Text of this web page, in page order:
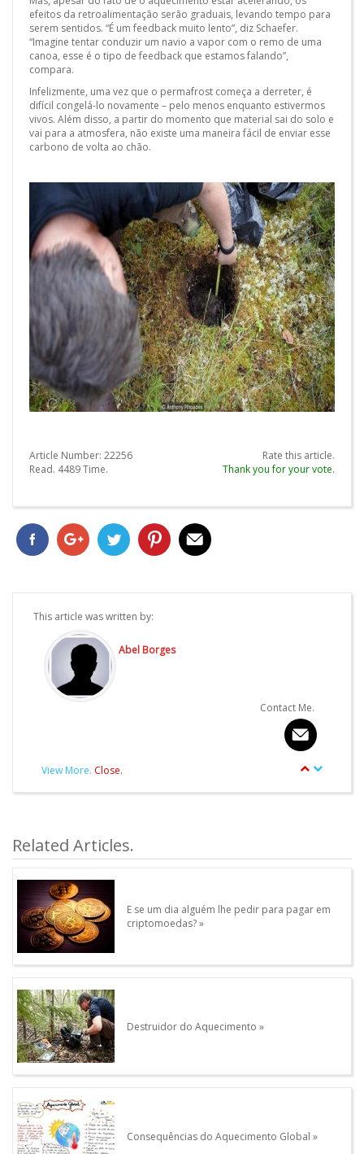
efeitos da retroalimentação serão graduais, levando tempo para
serem sentidos. “É um feedback muito lento”, diz Schaefer.
“Imagine tentar conduzir um navio a vapor com o remo de uma
canoa, esse é o tipo de feedback que estamos falando”,
compara.
Infelizmente, uma vez que o permafrost começa a derreter, é
difícil congelá-lo novamente – pelo menos enquanto estivermos
vivos. Além disso, a partir do momento que material sai do solo e
vai para a atmosfera, não existe uma maneira fácil de enviar esse
carbono de volta ao chão.
Article Number: 22256
Read. 4489Time.
Rate this article.
Thank you for your vote.
This article was written by:
Abel Borges
Contact Me.
View More. Close.
Other articles written by this Author.
Related Articles.
E se um dia alguém lhe pedir para pagar em
criptomoedas?
Destruidor do Aquecimento
Consequências do Aquecimento Global